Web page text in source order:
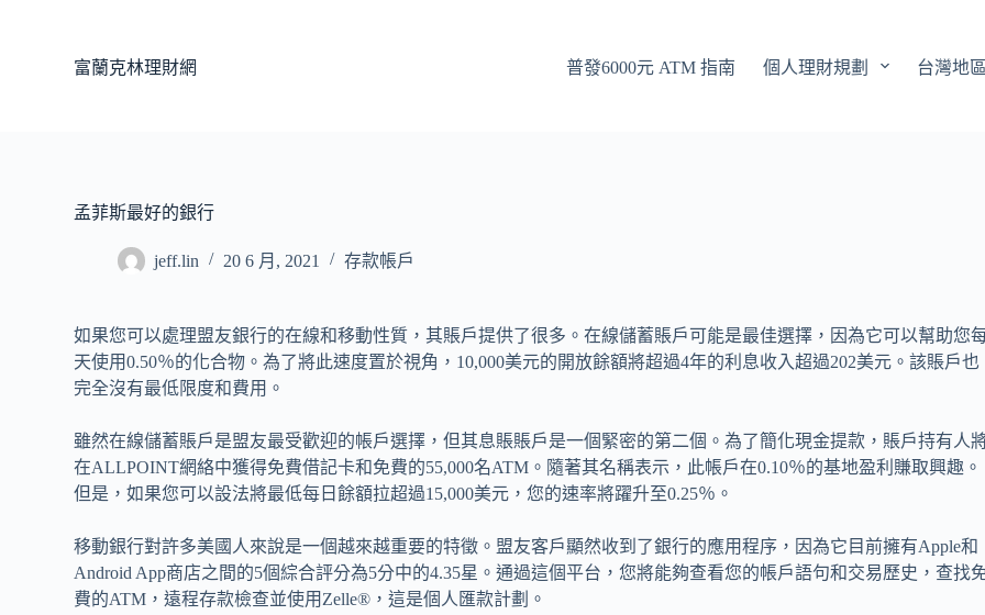
富蘭克林理財網 普發6000元 ATM 指南 個人理財規劃 台灣地
孟菲斯最好的銀行
jeff.lin 20 6 月, 2021 存款帳戶
如果您可以處理盟友銀行的在線和移動性質，其賬戶提供了很多。在線儲蓄賬戶可能是最佳選擇，因為它可以幫助您
天使用0.50％的化合物。為了將此速度置於視角，10,000美元的開放餘額將超過4年的利息收入超過202美元。該賬戶也
完全沒有最低限度和費用。
雖然在線儲蓄賬戶是盟友最受歡迎的帳戶選擇，但其息賬賬戶是一個緊密的第二個。為了簡化現金提款，賬戶持有人
在ALLPOINT網絡中獲得免費借記卡和免費的55,000名ATM。隨著其名稱表示，此帳戶在0.10％的基地盈利賺取興趣。
但是，如果您可以設法將最低每日餘額拉超過15,000美元，您的速率將躍升至0.25％。
移動銀行對許多美國人來說是一個越來越重要的特徵。盟友客戶顯然收到了銀行的應用程序，因為它目前擁有Apple和
Android App商店之間的5個綜合評分為5分中的4.35星。通過這個平台，您將能夠查看您的帳戶語句和交易歷史，查找
費的ATM，遠程存款檢查並使用Zelle®，這是個人匯款計劃。